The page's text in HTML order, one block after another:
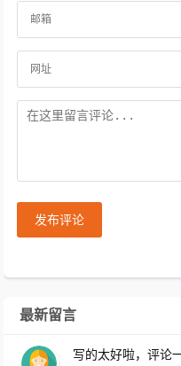
发布评论
最新留言
写的太好啦，评论